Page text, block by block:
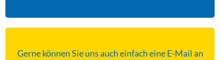
Gerne können Sie uns auch einfach eine E-Mail an